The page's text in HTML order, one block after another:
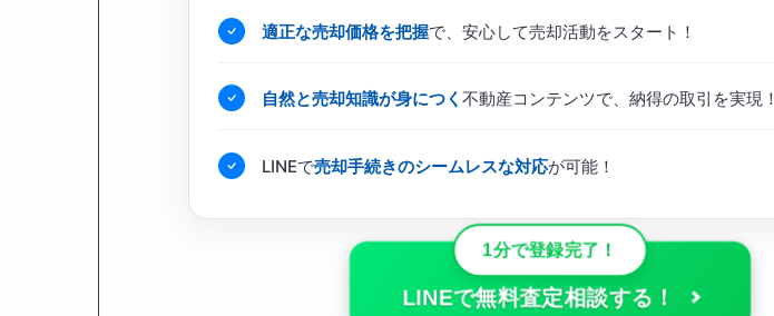
適正な売却価格を把握で、安心して売却活動をスタート！
自然と売却知識が身につく 不動産コンテンツで、納得の取引を実現！
LINEで売却手続きのシームレスな対応が可能！
1分で登録完了！
LINEで無料査定相談する！